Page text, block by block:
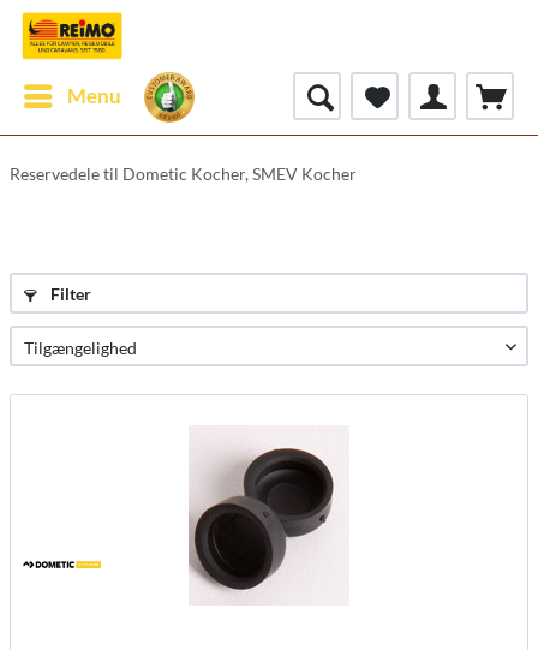
Menu
Reservedele til Dometic Kocher, SMEV Kocher
Filter